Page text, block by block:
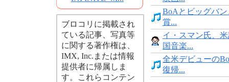
ブロコリに掲載され
ている記事、写真等
に関する著作権は、
IMX, Inc.または情報
提供者に帰属しま
す。これらコンテン
BoAとビッグバ
賞...
イ・スマン氏、
国音楽...
全米デビューの
復帰...